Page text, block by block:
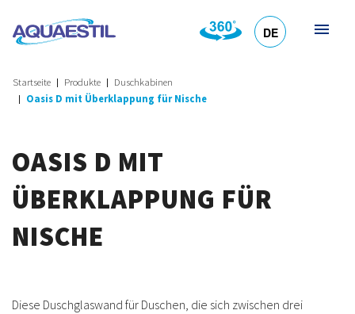
DE
Startseite Produkte
Duschkabinen
Oasis D mit Überklappung für Nische
OASIS D MIT
ÜBERKLAPPUNG FÜR
NISCHE
Diese Duschglaswand für Duschen, die sich zwischen drei